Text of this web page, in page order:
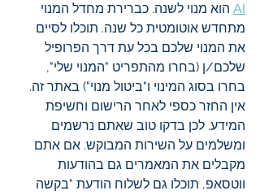
AI הוא מנוי לשנה. כברירת מחדל המנוי
מתחדש אוטומטית כל שנה. תוכלו לסיים
את המנוי שלכם בכל עת דרך הפרופיל
שלכם/ן (בחרו מהתפריט "המנוי שלי",
בחרו בסוג המינוי ו"ביטול מנוי") באתר זה.
אין החזר כספי לאחר הרישום וחשיפת
המידע. לכן בדקו טוב שאתם נרשמים
ומשלמים על השירות המבוקש. אם אתם
מקבלים את המאמרים גם בהודעות
ווטסאפ, תוכלו גם לשלוח הודעת "בקשה